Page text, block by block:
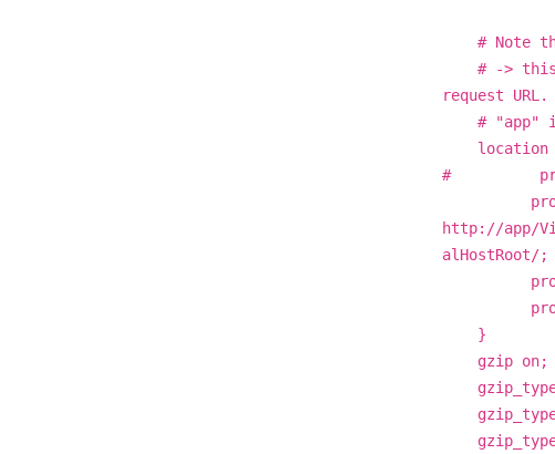
# Note that
# -> this is
request URL.
# "app" in
location
#
http://app/
alHostRoot/;
}
gzip on;